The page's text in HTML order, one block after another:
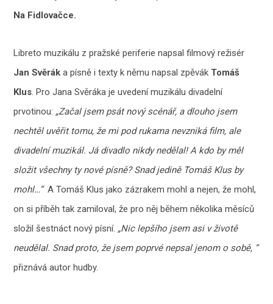
Na Fidlovačce.
Libreto muzikálu z pražské periferie napsal filmový režisér
Jan Svěrák a písně i texty k němu napsal zpěvák Tomáš
Klus. Pro Jana Svěráka je uvedení muzikálu divadelní
prvotinou: „Začal jsem psát nový scénář, a dlouho jsem
nechtěl uvěřit tomu, že mi pod rukama nevzniká film, ale
divadelní muzikál. Já divadlo nikdy nedělal! A kdo by měl
složit všechny ty nové písně? Snad jedině Tomáš Klus by
mohl…“A Tomáš Klus jako zázrakem mohl a nejen, že mohl,
on si příběh tak zamiloval, že pro něj během několika měsíců
složil šestnáct nový písní. „Nic lepšího jsem asi v životě
neudělal. Snad proto, že jsem poprvé nepsal jenom o sobě, “
přiznává autor hudby.